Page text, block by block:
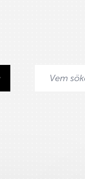
Sök efter: